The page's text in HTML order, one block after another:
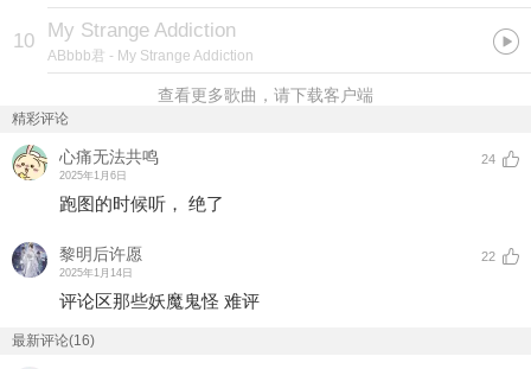
10 My Strange Addiction
ABbbb君 - My Strange Addiction
查看更多歌曲，请下载客户端
精彩评论
心痛无法共鸣
2025年1月6日
24
跑图的时候听， 绝了
黎明后许愿
2025年1月14日
22
评论区那些妖魔鬼怪 难评
最新评论(16)